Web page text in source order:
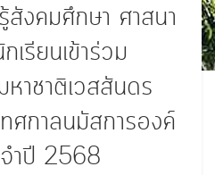
สังคมศึกษา ศาสนา
รียนเข้าร่วม
าชาติเวสสันดร
ทศกาลนมัสการองค์
าปี 2568